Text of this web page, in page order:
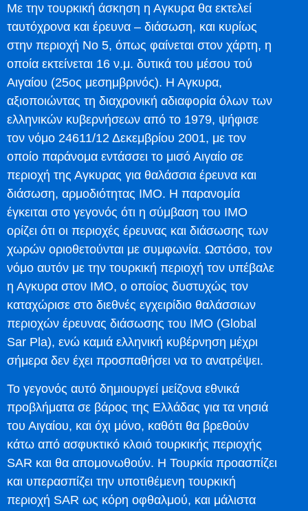
Με την τουρκική άσκηση η Αγκυρα θα εκτελεί
ταυτόχρονα και έρευνα – διάσωση, και κυρίως
στην περιοχή Νο 5, όπως φαίνεται στον χάρτη, η
οποία εκτείνεται 16 ν.μ. δυτικά του μέσου τού
Αιγαίου (25ος μεσημβρινός). Η Αγκυρα,
αξιοποιώντας τη διαχρονική αδιαφορία όλων των
ελληνικών κυβερνήσεων από το 1979, ψήφισε
τον νόμο 24611/12 Δεκεμβρίου 2001, με τον
οποίο παράνομα εντάσσει το μισό Αιγαίο σε
περιοχή της Αγκυρας για θαλάσσια έρευνα και
διάσωση, αρμοδιότητας ΙΜΟ. Η παρανομία
έγκειται στο γεγονός ότι η σύμβαση του ΙΜΟ
ορίζει ότι οι περιοχές έρευνας και διάσωσης των
χωρών οριοθετούνται με συμφωνία. Ωστόσο, τον
νόμο αυτόν με την τουρκική περιοχή τον υπέβαλε
η Αγκυρα στον ΙΜΟ, ο οποίος δυστυχώς τον
καταχώρισε στο διεθνές εγχειρίδιο θαλάσσιων
περιοχών έρευνας διάσωσης του ΙΜΟ (Global
Sar Pla), ενώ καμιά ελληνική κυβέρνηση μέχρι
σήμερα δεν έχει προσπαθήσει να το ανατρέψει.
Το γεγονός αυτό δημιουργεί μείζονα εθνικά
προβλήματα σε βάρος της Ελλάδας για τα νησιά
του Αιγαίου, και όχι μόνο, καθότι θα βρεθούν
κάτω από ασφυκτικό κλοιό τουρκικής περιοχής
SAR και θα απομονωθούν. Η Τουρκία προασπίζει
και υπερασπίζει την υποτιθέμενη τουρκική
περιοχή SAR ως κόρη οφθαλμού, και μάλιστα